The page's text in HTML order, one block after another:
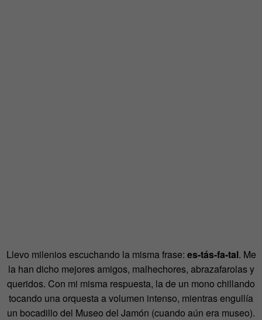
Llevo milenios escuchando la misma frase: es-tás-fa-tal. Me
la han dicho mejores amigos, malhechores, abrazafarolas y
queridos. Con mi misma respuesta, la de un mono chillando
tocando una orquesta a volumen intenso, mientras engullía
un bocadillo del Museo del Jamón (cuando aún era museo).